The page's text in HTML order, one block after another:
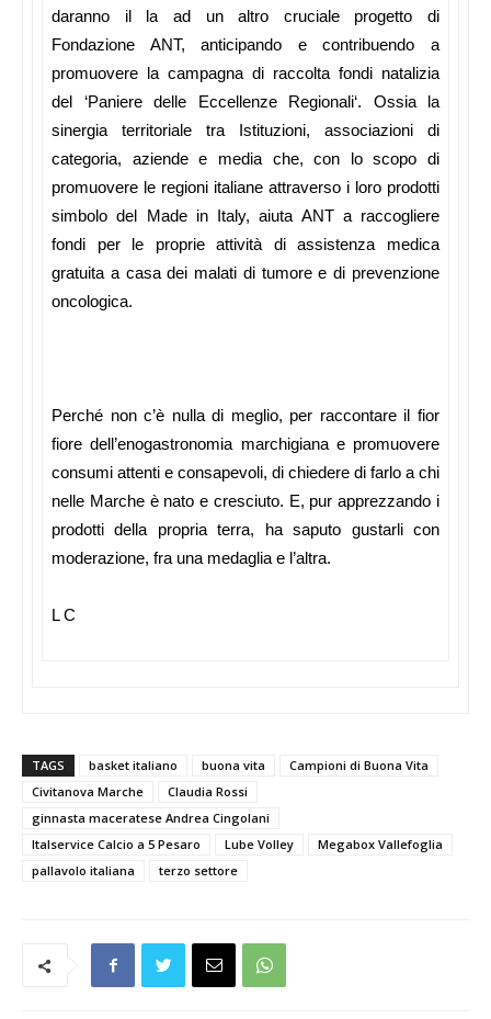
daranno il la ad un altro cruciale progetto di
Fondazione ANT, anticipando e contribuendo a
promuovere la campagna di raccolta fondi natalizia
del ‘Paniere delle Eccellenze Regionali‘. Ossia la
sinergia territoriale tra Istituzioni, associazioni di
categoria, aziende e media che, con lo scopo di
promuovere le regioni italiane attraverso i loro prodotti
simbolo del Made in Italy, aiuta ANT a raccogliere
fondi per le proprie attività di assistenza medica
gratuita a casa dei malati di tumore e di prevenzione
oncologica.
Perché non c’è nulla di meglio, per raccontare il fior
fiore dell’enogastronomia marchigiana e promuovere
consumi attenti e consapevoli, di chiedere di farlo a chi
nelle Marche è nato e cresciuto. E, pur apprezzando i
prodotti della propria terra, ha saputo gustarli con
moderazione, fra una medaglia e l’altra.
L C
TAGS basket italiano buona vita
Campioni di Buona Vita
Civitanova Marche
Claudia Rossi
ginnasta maceratese Andrea Cingolani
Italservice Calcio a 5 Pesaro
Lube Volley
Megabox Vallefoglia
pallavolo italiana
terzo settore